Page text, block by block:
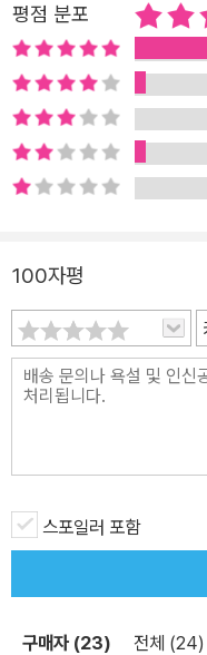
평점 분포
100자평
스포일러 포함
구매자 (23) 전체 (24)